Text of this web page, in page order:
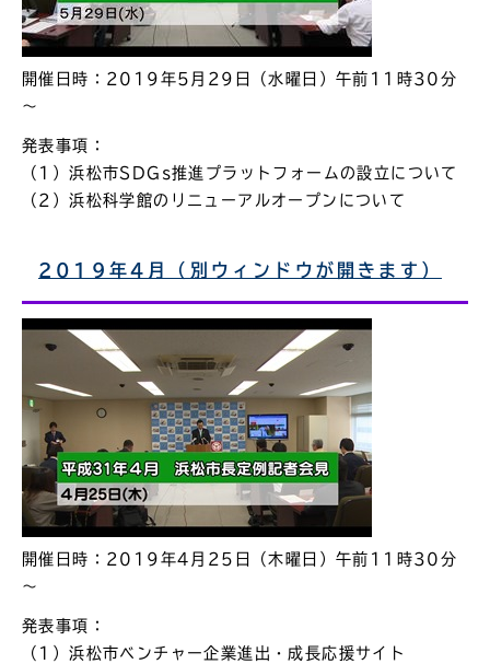
開催日時：2019年5月29日（水曜日）午前11時30分
～
発表事項：
（1）浜松市SDGs推進プラットフォームの設立について
（2）浜松科学館のリニューアルオープンについて
2019年4月（別ウィンドウが開きます）
開催日時：2019年4月25日（木曜日）午前11時30分
～
発表事項：
（1）浜松市ベンチャー企業進出・成長応援サイト